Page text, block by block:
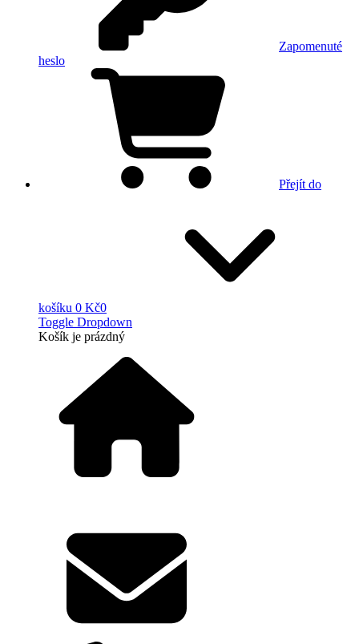
Zapomenuté
heslo
Přejít do
košíku 0 Kč0
Toggle Dropdown
Košík je prázdný